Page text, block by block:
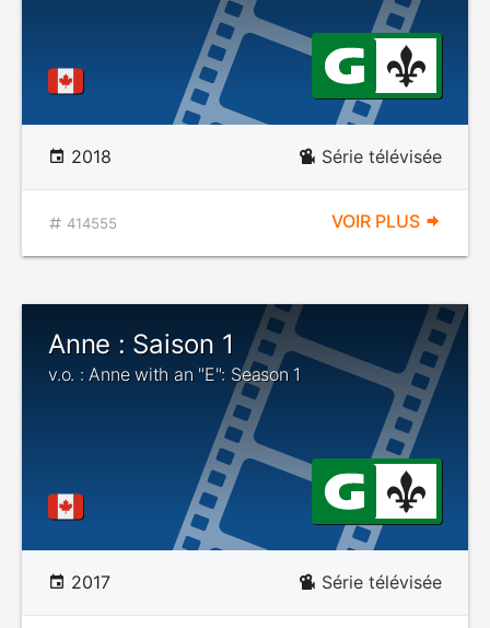
2018 Série télévisée
414555 VOIR PLUS
Anne : Saison 1
v.o. : Anne with an "E": Season 1
2017 Série télévisée